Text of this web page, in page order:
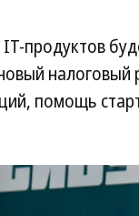
продуктов
помощь